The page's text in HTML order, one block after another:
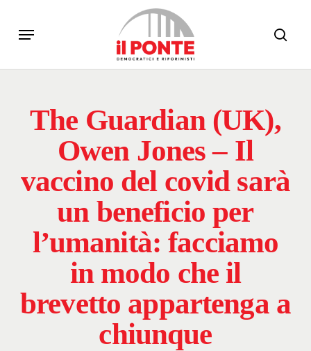
main
Menu
The Guardian (UK),
Owen Jones – Il
vaccino del covid sarà
un beneficio per
l’umanità: facciamo
in modo che il
brevetto appartenga a
chiunque